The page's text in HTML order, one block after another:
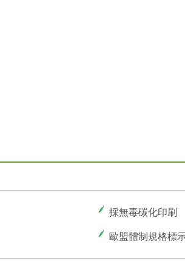
採無毒碳化印刷
歐盟體制規格標